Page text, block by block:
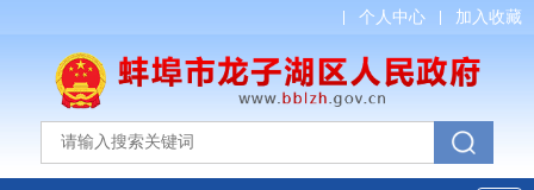
个人中心 加入收藏